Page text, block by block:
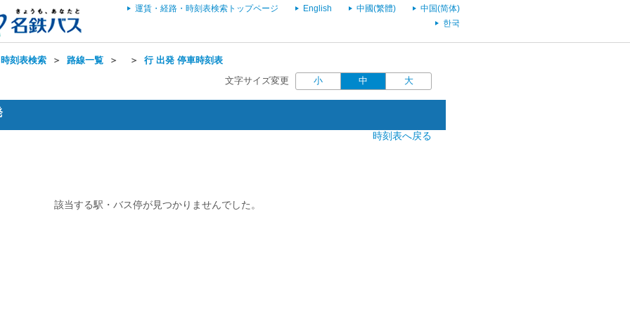
運賃・経路・時刻表検索トップページ English 中國(繁體)
中国(简体)
한국
刻表検索 ＞ 路線一覧 ＞ ＞ 行 出発 停車時刻表
文字サイズ変更 小 中 大
時刻表へ戻る
該当する駅・バス停が見つかりませんでした。